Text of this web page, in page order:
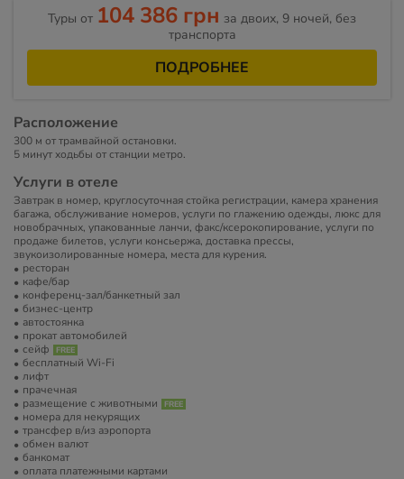
Туры от 104 386 грн за двоих, 9 ночей, без
транспорта
ПОДРОБНЕЕ
Расположение
300 м от трамвайной остановки.
5 минут ходьбы от станции метро.
Услуги в отеле
Завтрак в номер, круглосуточная стойка регистрации, камера хранения
багажа, обслуживание номеров, услуги по глажению одежды, люкс для
новобрачных, упакованные ланчи, факс/ксерокопирование, услуги по
продаже билетов, услуги консьержа, доставка прессы,
звукоизолированные номера, места для курения.
ресторан
кафе/бар
конференц-зал/банкетный зал
бизнес-центр
автостоянка
прокат автомобилей
сейф
бесплатный Wi-Fi
лифт
прачечная
размещение с животными
номера для некурящих
трансфер в/из аэропорта
обмен валют
банкомат
оплата платежными картами